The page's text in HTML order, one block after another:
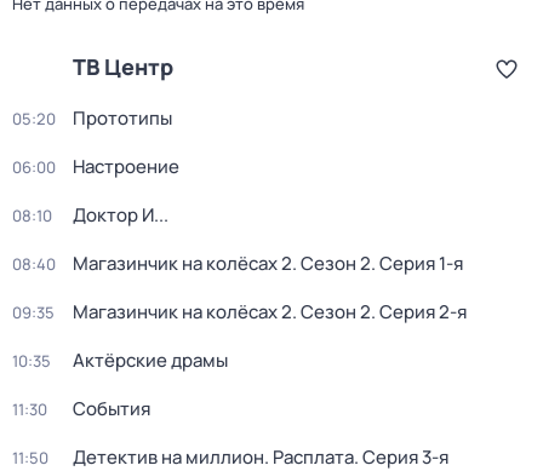
ТВ Центр
05:20 Прототипы
06:00 Настроение
08:10 Доктор И...
08:40 Магазинчик на колёсах 2. Сезон 2. Серия 1-я
09:35 Магазинчик на колёсах 2. Сезон 2. Серия 2-я
10:35 Актёрские драмы
11:30 События
11:50 Детектив на миллион. Расплата. Серия 3-я